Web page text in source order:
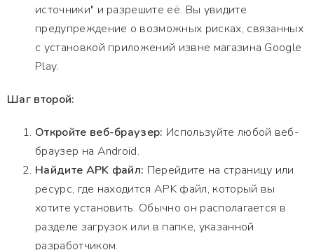
источники" и разрешите её. Вы увидите
предупреждение о возможных рисках, связанных
с установкой приложений извне магазина Google
Play.
Шаг второй:
Откройте веб-браузер: Используйте любой веб-
браузер на Android.
Найдите APK файл: Перейдите на страницу или
ресурс, где находится APK файл, который вы
хотите установить. Обычно он располагается в
разделе загрузок или в папке, указанной
разработчиком.